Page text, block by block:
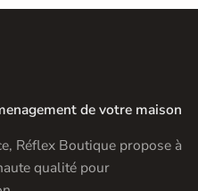
de votre maison
Réflex Boutique propose à
qualité pour